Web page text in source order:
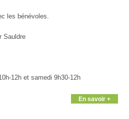
les bénévoles.
Sauldre
12h et samedi 9h30-12h
En savoir +